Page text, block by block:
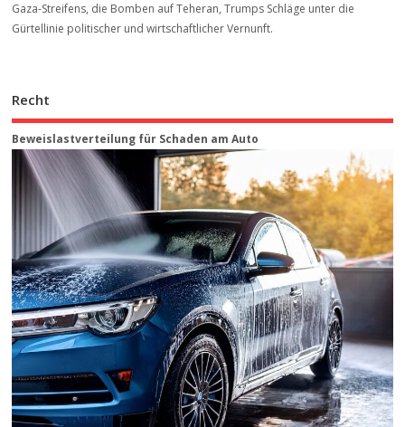
Gaza-Streifens, die Bomben auf Teheran, Trumps Schläge unter die
Gürtellinie politischer und wirtschaftlicher Vernunft.
Recht
Beweis­last­ver­teilung für Schaden am Auto